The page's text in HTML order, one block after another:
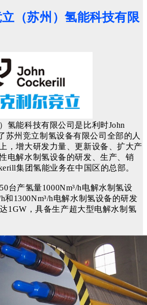
（苏州）氢能科技有限
氢能科技有限公司是比利时John
苏州竞立制氢设备有限公司全部的人
，增大研发力量、更新设备、扩大产
电解水制氢设备的研发、生产、销
集团氢能业务在中国区的总部。
台产氢量1000Nm³/h电解水制氢设
和1300Nm³/h电解水制氢设备的研发
1GW，具备生产超大型电解水制氢